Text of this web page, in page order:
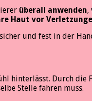
überall anwenden,
Haut vor
und fest in der
hinterlässt. Durch die
Stelle fahren muss.